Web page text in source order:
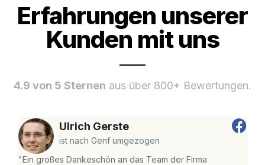
Erfahrungen unserer
Kunden mit uns
4.9 von 5 Sternen aus über 800+ Bewertungen.
Ulrich Gerste
ist nach Genf umgezogen
"Ein großes Dankeschön an das Team der Firma